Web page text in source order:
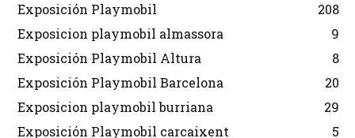
Exposición Playmobil
208
Exposicion playmobil almassora
9
Exposición Playmobil Altura
8
Exposición Playmobil Barcelona
20
Exposicion playmobil burriana
29
Exposición Playmobil carcaixent
5